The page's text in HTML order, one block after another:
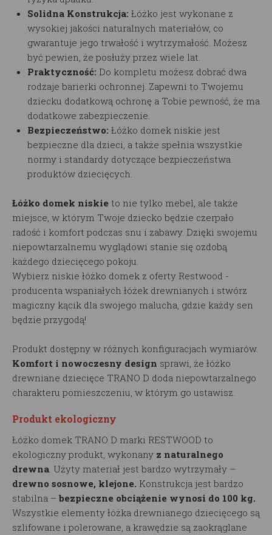
Solidna Konstrukcja: Łóżko jest wykonane z
wysokiej jakości naturalnych materiałów, co
gwarantuje jego trwałość i wytrzymałość. Możesz
być pewien, że posłuży przez wiele lat.
Praktyczność: Do kompletu możesz dobrać dwa
rodzaje barierki ochronnej. Zapewni to Twojemu
dziecku dodatkową ochronę a Tobie pewność, że ma
dodatkowe zabezpieczenie.
Bezpieczeństwo: Łóżko domek niskie jest
bezpieczne dla dzieci, a także spełnia wszystkie
normy i standardy dotyczące bezpieczeństwa
produktów dziecięcych.
Łóżko domek niskie to nie tylko mebel, ale także
miejsce, w którym Twoje dziecko będzie czerpało
radość i komfort podczas snu i zabawy. Dzięki swojemu
niepowtarzalnemu wyglądowi stanie się ozdobą
każdego dziecięcego pokoju.
Wybierz niskie łóżko domek z oferty Restwood -
producenta wspaniałych łóżek drewnianych i stwórz
magiczny kącik dla swojego malucha, gdzie każdy sen
będzie przygodą!
Produkt dostępny w różnych konfiguracjach wymiarów.
Komfort i nowoczesny design sprawi, że łóżko
drewniane dziecięce TRANO D doda niepowtarzalnego
charakteru pomieszczeniu, w którym go ustawisz.
Produkt ekologiczny
Łóżko domek TRANO D marki RESTWOOD to
ekologiczny produkt, wykonany z naturalnego
drewna. Użyty materiał jest bardzo wytrzymały –
drewno sosnowe, klejone. Konstrukcja jest bardzo
stabilna – bezpieczne obciążenie wynosi do 100 kg.
Wszystkie elementy łóżka drewnianego dziecięcego są
szlifowane i polerowane, a krawędzie są zaokrąglane